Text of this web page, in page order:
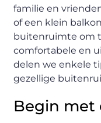
familie en
of een klein
buitenruimte om
comfortabele en
delen we enkele
gezellige
Begin met